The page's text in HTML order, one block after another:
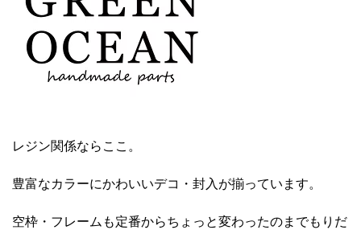
レジン関係ならここ。
豊富なカラーにかわいいデコ・封入が揃っています。
空枠・フレームも定番からちょっと変わったのまでもりだ